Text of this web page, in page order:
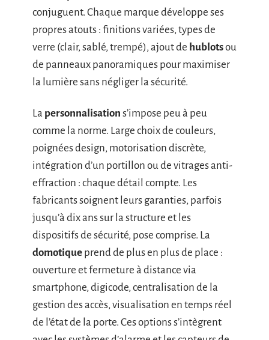
conjuguent. Chaque marque développe ses
propres atouts : finitions variées, types de
verre (clair, sablé, trempé), ajout de hublotsou
de panneaux panoramiques pour maximiser
la lumière sans négliger la sécurité.
La personnalisation s’impose peu à peu
comme la norme. Large choix de couleurs,
poignées design, motorisation discrète,
intégration d’un portillon ou de vitrages anti-
effraction : chaque détail compte. Les
fabricants soignent leurs garanties, parfois
jusqu’à dix ans sur la structure et les
dispositifs de sécurité, pose comprise. La
domotique prend de plus en plus de place :
ouverture et fermeture à distance via
smartphone, digicode, centralisation de la
gestion des accès, visualisation en temps réel
de l’état de la porte. Ces options s’intègrent